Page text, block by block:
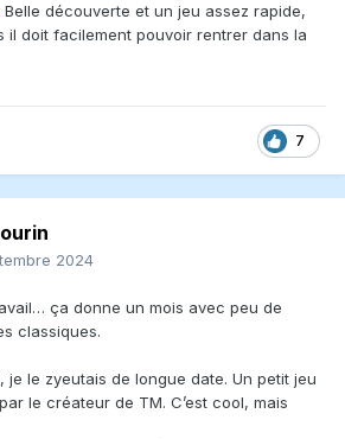
Belle découverte et un jeu assez rapide,
il doit facilement pouvoir rentrer dans la
7
2024
ça donne un mois avec peu de
classiques.
je le zyeutais de longue date. Un petit jeu
le créateur de TM. C’est cool, mais